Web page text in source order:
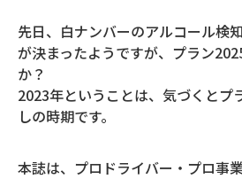
先日、白ナンバーのアルコール検
が決まったようですが、プラン
か？
2023年ということは、気づくとプ
しの時期です。
本誌は、プロドライバー・プロ事